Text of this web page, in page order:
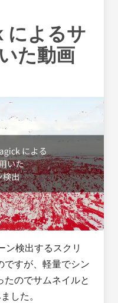
によるサ
た動画
ン検出するスクリ
ですが、軽量でシン
たのでサムネイルと
した。